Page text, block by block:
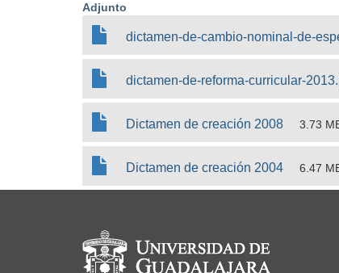
Adjunto
dictamen-de-cambio-nominal-de-
dictamen-de-reforma-curricular-
Dictamen de creación 2008 3.73
Dictamen de creación 2004 6.47
Información del portal